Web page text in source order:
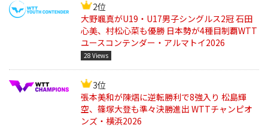
2位
大野颯真がU19・U17男子シングルス2冠 石田
心美、村松心菜も優勝 日本勢が4種目制覇WTT
ユースコンテンダー・アルマトイ2026
28 Views
3位
張本美和が陳熠に逆転勝利で8強入り 松島輝
空、篠塚大登も準々決勝進出 WTTチャンピオ
ンズ・横浜2026